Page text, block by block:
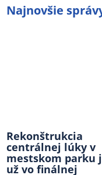
Najnovšie
Rekonštrukcia
centrálnej lúky v
mestskom parku
už vo finálnej